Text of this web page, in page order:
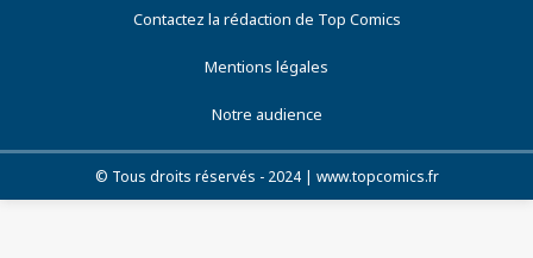
Contactez la rédaction de Top Comics
Mentions légales
Notre audience
© Tous droits réservés - 2024 | www.topcomics.fr